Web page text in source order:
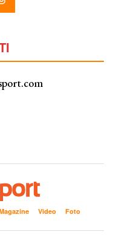
Video Foto